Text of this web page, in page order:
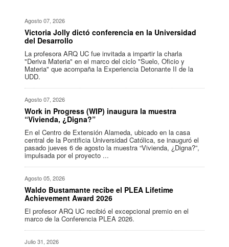
Agosto 07, 2026
Victoria Jolly dictó conferencia en la Universidad
del Desarrollo
La profesora ARQ UC fue invitada a impartir la charla
"Deriva Materia" en el marco del ciclo "Suelo, Oficio y
Materia" que acompaña la Experiencia Detonante II de la
UDD.
Agosto 07, 2026
Work in Progress (WIP) inaugura la muestra
“Vivienda, ¿Digna?”
En el Centro de Extensión Alameda, ubicado en la casa
central de la Pontificia Universidad Católica, se inauguró el
pasado jueves 6 de agosto la muestra “Vivienda, ¿Digna?”,
impulsada por el proyecto ...
Agosto 05, 2026
Waldo Bustamante recibe el PLEA Lifetime
Achievement Award 2026
El profesor ARQ UC recibió el excepcional premio en el
marco de la Conferencia PLEA 2026.
Julio 31, 2026